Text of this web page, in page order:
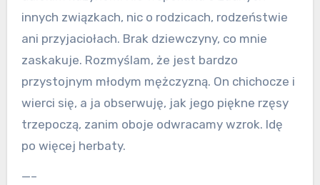
innych związkach, nic o rodzicach, rodzeństwie
ani przyjaciołach. Brak dziewczyny, co mnie
zaskakuje. Rozmyślam, że jest bardzo
przystojnym młodym mężczyzną. On chichocze i
wierci się, a ja obserwuję, jak jego piękne rzęsy
trzepoczą, zanim oboje odwracamy wzrok. Idę
po więcej herbaty.
—–